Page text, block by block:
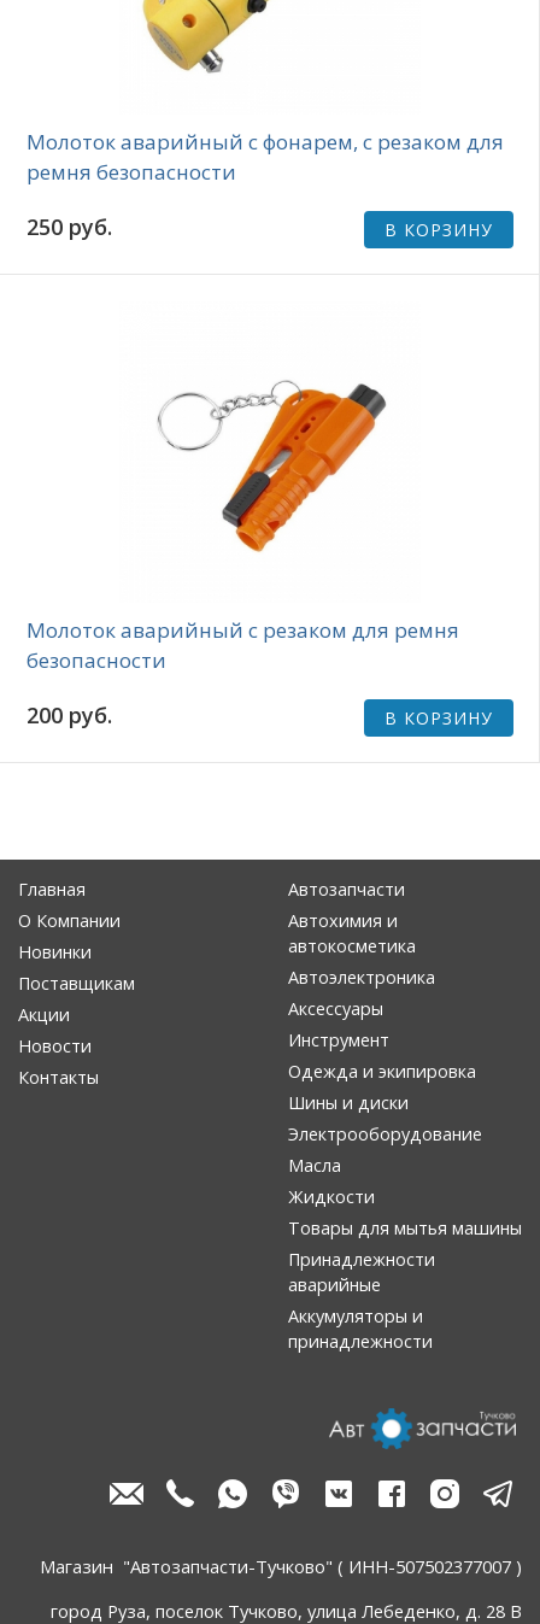
Молоток аварийный с фонарем, с резаком для
ремня безопасности
250 руб. В КОРЗИНУ
Молоток аварийный с резаком для ремня
безопасности
200 руб. В КОРЗИНУ
Главная
О Компании
Новинки
Поставщикам
Акции
Новости
Контакты
Автозапчасти
Автохимия и
автокосметика
Автоэлектроника
Аксессуары
Инструмент
Одежда и экипировка
Шины и диски
Электрооборудование
Масла
Жидкости
Товары для мытья машины
Принадлежности
аварийные
Аккумуляторы и
принадлежности
Магазин "Автозапчасти-Тучково" ( ИНН-507502377007 )
город Руза, поселок Тучково, улица Лебеденко, д. 28 В